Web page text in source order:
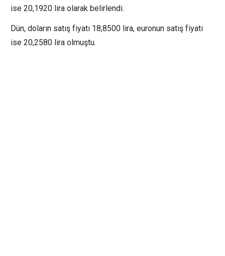
ise 20,1920 lira olarak belirlendi.
Dün, doların satış fiyatı 18,8500 lira, euronun satış fiyatı
ise 20,2580 lira olmuştu.